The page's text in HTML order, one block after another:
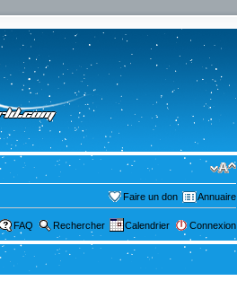
Faire un don Annuaire
FAQ Rechercher Calendrier Connexion